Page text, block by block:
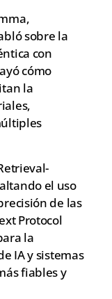
sobre la
con
cómo
la
el uso
de las
Protocol
la
IA y sistemas
fiables y